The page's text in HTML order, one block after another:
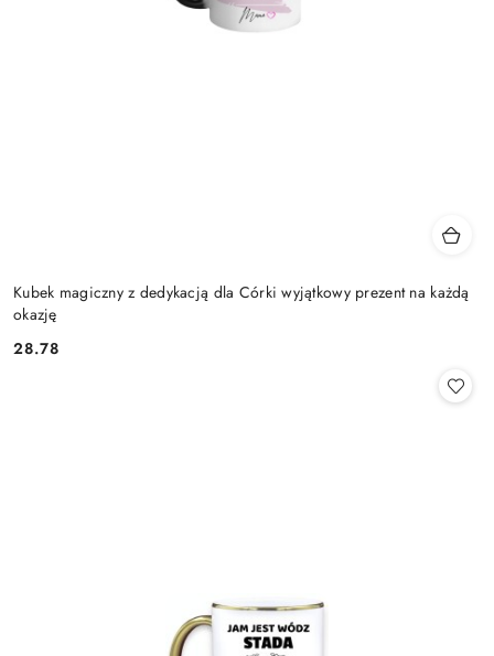
Kubek magiczny z dedykacją dla Córki wyjątkowy prezent na każdą
okazję
Cena:
28.78